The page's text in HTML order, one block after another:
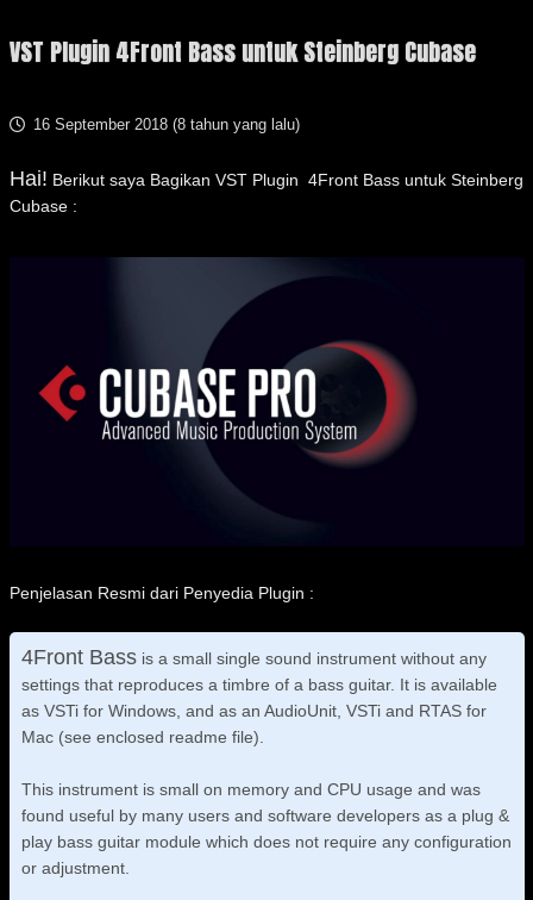
VST Plugin 4Front Bass untuk Steinberg Cubase
16 September 2018 (8 tahun yang lalu)
Hai! Berikut saya Bagikan VST Plugin 4Front Bass untuk Steinberg
Cubase :
Penjelasan Resmi dari Penyedia Plugin :
4Front Bassis a small single sound instrument without any
settings that reproduces a timbre of a bass guitar. It is available
as VSTi for Windows, and as an AudioUnit, VSTi and RTAS for
Mac (see enclosed readme file).
This instrument is small on memory and CPU usage and was
found useful by many users and software developers as a plug &
play bass guitar module which does not require any configuration
or adjustment.